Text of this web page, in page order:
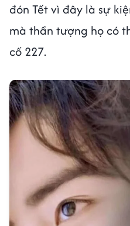
đón Tết vì đây là sự
mà thần tượng họ có
cố 227.